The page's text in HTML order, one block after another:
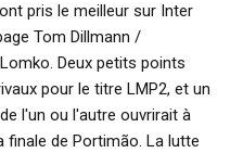
pris le meilleur sur Inter
Tom Dillmann /
Deux petits points
pour le titre LMP2, et un
l'un ou l'autre ouvrirait à
finale de Portimão. La lutte